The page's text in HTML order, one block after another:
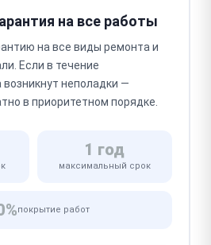
на все работы
на все виды ремонта и
Если в течение
возникнут неполадки —
в приоритетном порядке.
1 год
максимальный срок
покрытие работ